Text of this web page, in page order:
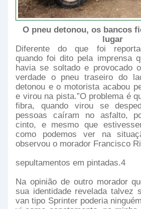
O pneu detonou, os bancos
lugar
Diferente do que foi
quando foi dito pela imprensa
havia se soltado e provocado
verdade o pneu traseiro do
detonou e o motorista acabou
e virou na pista.”O problema é
fibra, quando virou se
pessoas caíram no asfalto,
cinto, e mesmo que
como podemos ver na
observou o morador Francisco
sepultamentos em pintadas.4
Na opinião de outro morador
sua identidade revelada talvez
van tipo Sprinter poderia